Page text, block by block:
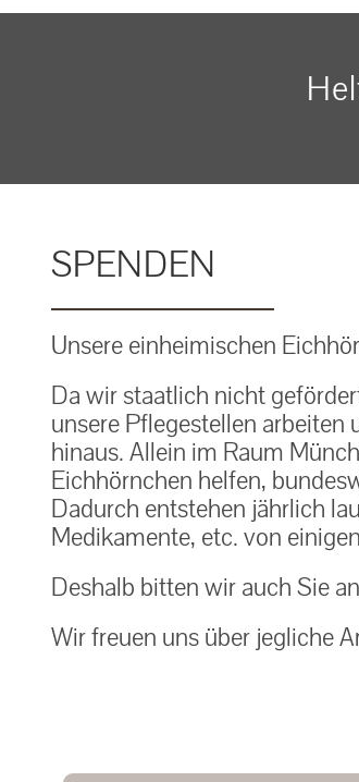
SPENDEN
Unsere einheimischen
Da wir staatlich nicht
unsere Pflegestellen
hinaus. Allein im Raum
Eichhörnchen helfen,
Dadurch entstehen jährlich
Medikamente, etc. von
Deshalb bitten wir auch Sie
Wir freuen uns über jegliche